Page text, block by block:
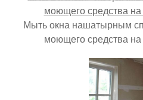
Мыть окна нашатырным
моющего средства